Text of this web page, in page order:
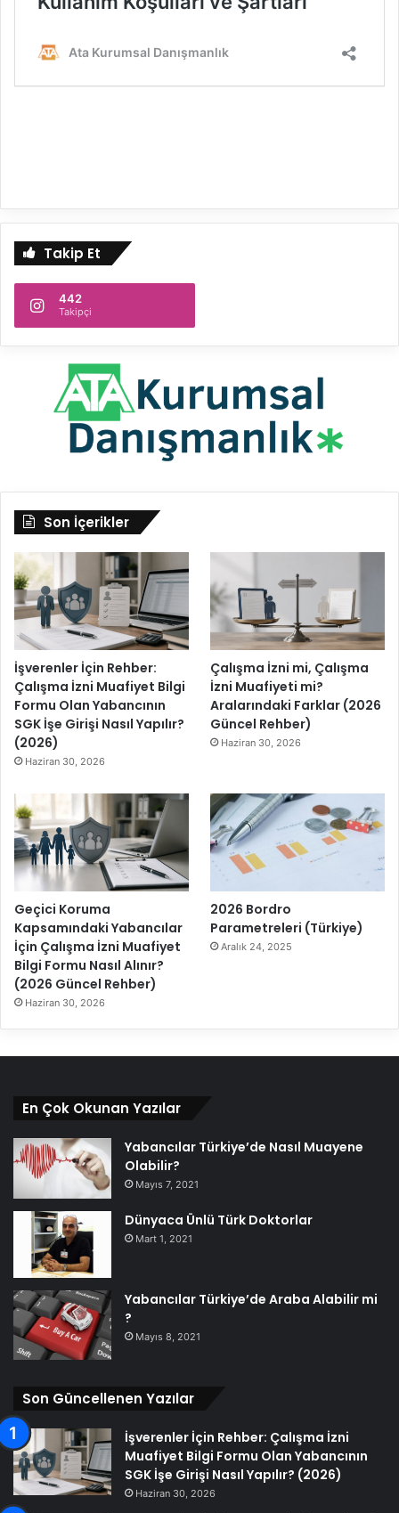
Takip Et
442
Takipçi
Son İçerikler
İşverenler İçin Rehber:
Çalışma İzni Muafiyet Bilgi
Formu Olan Yabancının
SGK İşe Girişi Nasıl Yapılır?
(2026)
Haziran 30, 2026
Çalışma İzni mi, Çalışma
İzni Muafiyeti mi?
Aralarındaki Farklar (2026
Güncel Rehber)
Haziran 30, 2026
Geçici Koruma
Kapsamındaki Yabancılar
İçin Çalışma İzni Muafiyet
Bilgi Formu Nasıl Alınır?
(2026 Güncel Rehber)
Haziran 30, 2026
2026 Bordro
Parametreleri (Türkiye)
Aralık 24, 2025
En Çok Okunan Yazılar
Yabancılar Türkiye’de Nasıl Muayene
Olabilir?
Mayıs 7, 2021
Dünyaca Ünlü Türk Doktorlar
Mart 1, 2021
Yabancılar Türkiye’de Araba Alabilir mi
?
Mayıs 8, 2021
Son Güncellenen Yazılar
İşverenler İçin Rehber: Çalışma İzni
Muafiyet Bilgi Formu Olan Yabancının
SGK İşe Girişi Nasıl Yapılır? (2026)
Haziran 30, 2026